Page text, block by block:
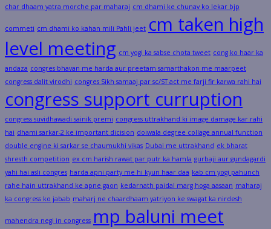
char dhaam yatra morche par maharaj cm dhami ke chunav ko lekar bjp
commeti cm dhami ko kahan mili Pahli jeet cm taken high
level meeting cm yogi ka sabse chota tweet cong ko haar ka
andaza congres bhavan me harda aur preetam samarthakon me maarpeet
congress dalit virodhi congres Sikh samaaj par sc/ST act me farji fir karwa rahi hai
congress support curruption
congress suvidhawadi sainik premi congress uttrakhand ki image damage kar rahi
hai dhami sarkar-2 ke important dicision doiwala degree collage annual function
double engine ki sarkar se chaumukhi vikas Dubai me uttrakhand ek bharat
shresth competition ex cm harish rawat par putr ka hamla gurbaji aur gundagardi
yahi hai asli congres harda apni party me hi kyun haar daa kab cm yogi pahunch
rahe hain uttrakhand ke apne gaon kedarnath paidal marg hoga aasaan maharaj
ka congress ko jabab maharj ne chaardhaam yatriyon ke swagat ka nirdesh
mahendra negi in congress mp baluni meet